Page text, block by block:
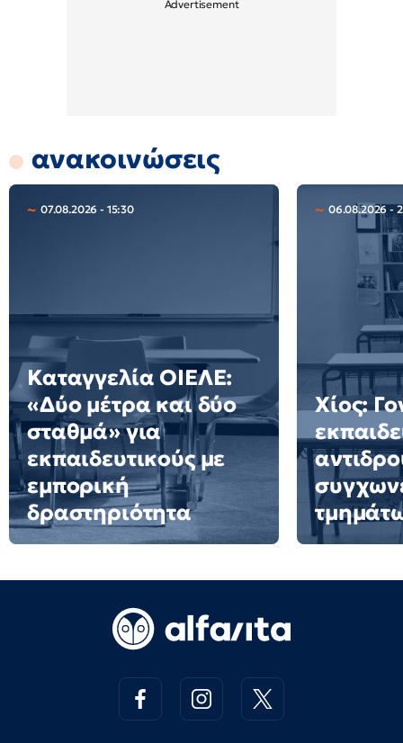
ανακοινώσεις
07.08.2026 - 15:30
Καταγγελία ΟΙΕΛΕ:
«Δύο μέτρα και δύο
σταθμά» για
εκπαιδευτικούς με
εμπορική
δραστηριότητα
06.08.2026 -
Χίος: